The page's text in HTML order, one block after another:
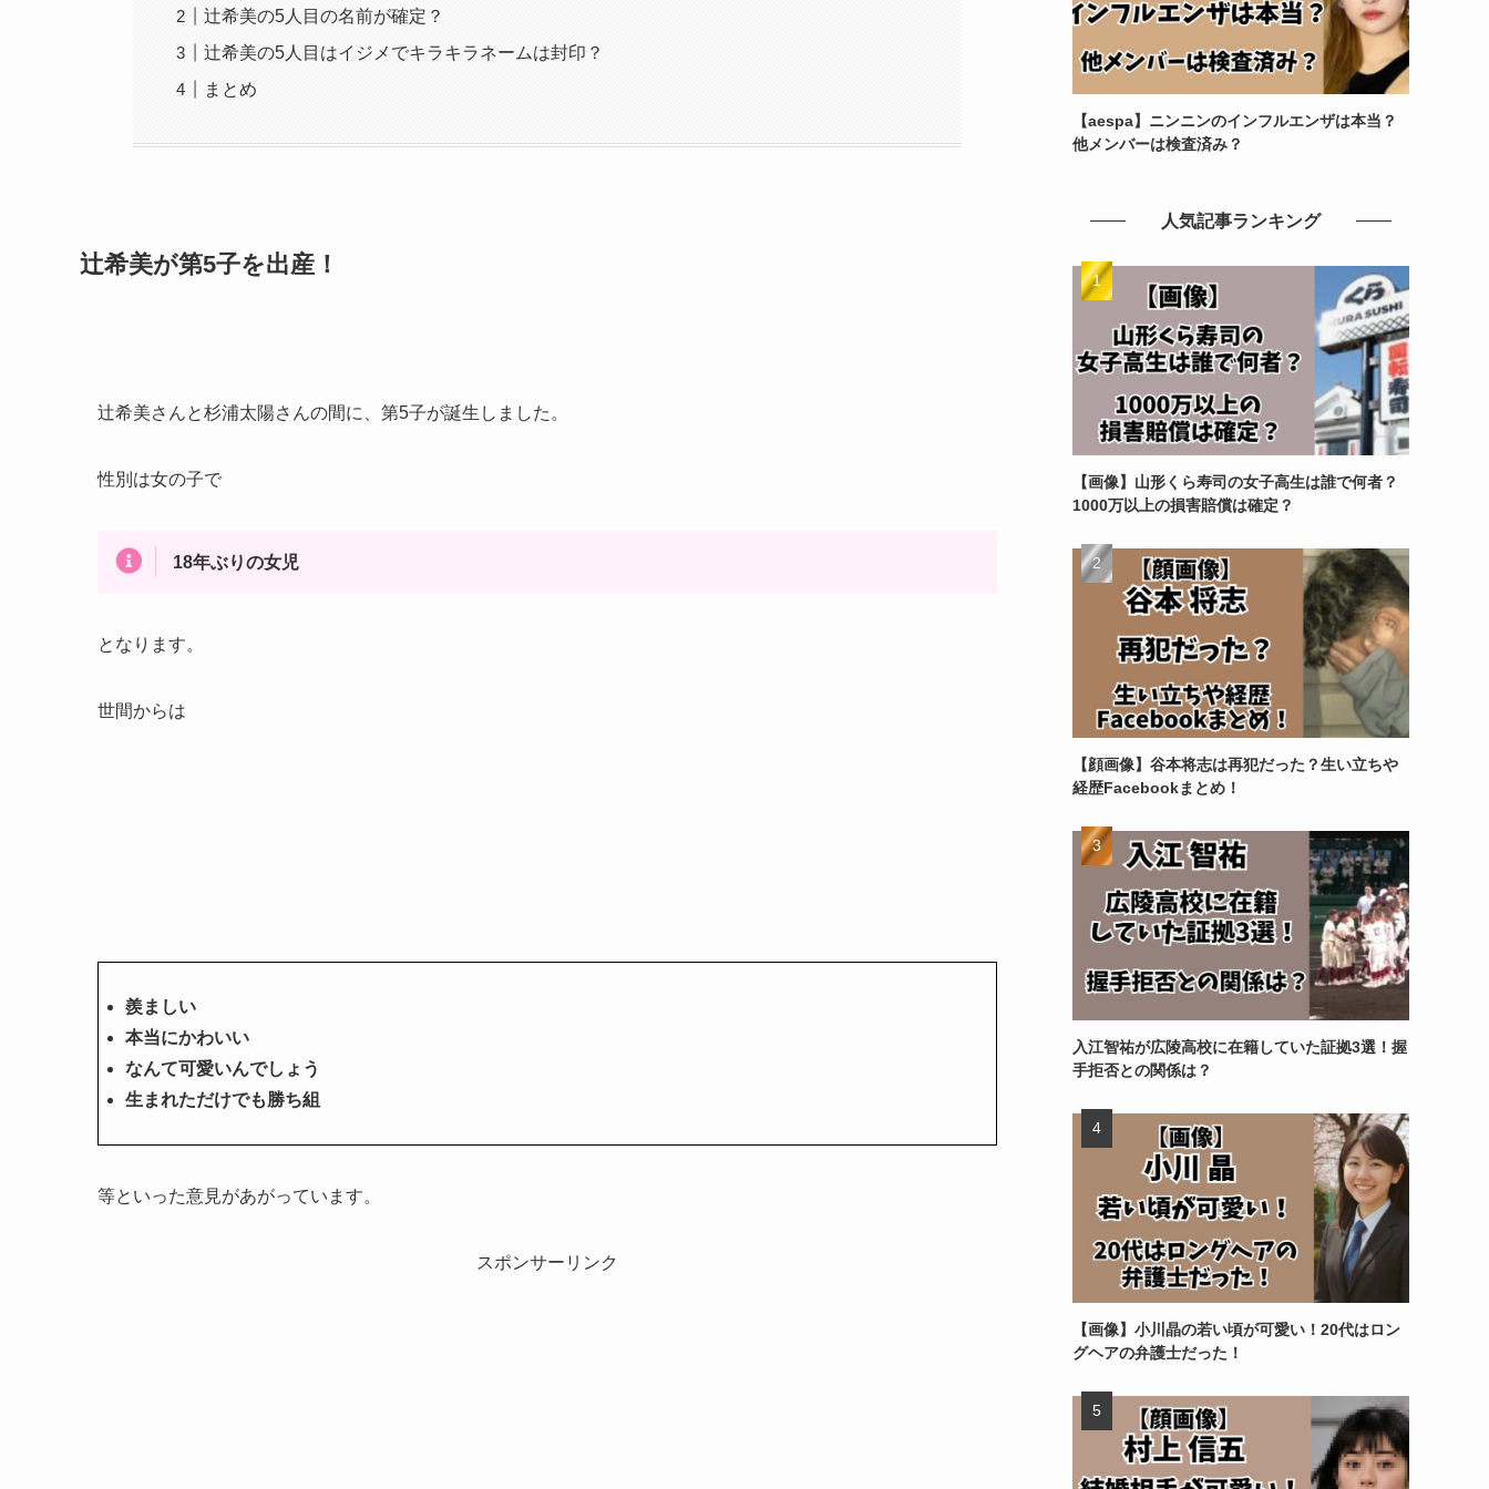
辻希美の5人目の名前が確定？
辻希美の5人目はイジメでキラキラネームは封印？
まとめ
辻希美が第5子を出産！
辻希美さんと杉浦太陽さんの間に、第5子が誕生しました。
性別は女の子で
18年ぶりの女児
となります。
世間からは
羨ましい
本当にかわいい
なんて可愛いんでしょう
生まれただけでも勝ち組
等といった意見があがっています。
スポンサーリンク
【aespa】ニンニンのインフルエンザは本当？
他メンバーは検査済み？
人気記事ランキング
【画像】山形くら寿司の女子高生は誰で何者？
1000万以上の損害賠償は確定？
【顔画像】谷本将志は再犯だった？生い立ちや
経歴Facebookまとめ！
入江智祐が広陵高校に在籍していた証拠3選！握
手拒否との関係は？
【画像】小川晶の若い頃が可愛い！20代はロン
グヘアの弁護士だった！